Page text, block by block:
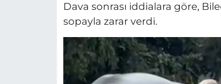
Dava sonrası iddialara göre,
sopayla zarar verdi.